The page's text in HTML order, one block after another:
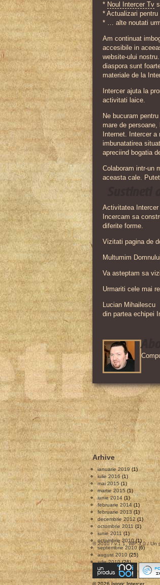
* Noul Intercer Tv
* Actualizari
* … alte noutati
Am continuat
accesibile in
website-ului
diaspora sunt
materiale de la
Intercer ajuta la
activitati laice.
Ne bucuram
mare de
Internet. Intercer
imbunatatirea
apreciind bogatia
Colaboram intr-un
aceasta cale.
Activitatea
Incercam sa
diferite forme.
Vizitati pagina de
Multumim
Va asteptam sa
Urmariti cele mai
Lucian Mihailescu
din partea echipei
Arhive
ianuarie 2019(1)
iulie 2016 (1)
mai 2015 (1)
martie 2015(1)
iunie 2014(1)
februarie 2014 (1)
februarie 2013(1)
decembrie 2012 (1)
octombrie 2011(1)
iunie 2011(1)
octombrie 2010 (1)
septembrie 2010(6)
august 2010(25)
iulie 2010(26)
© 2010 / v.1.1, WP 3.0 / Un
© 2026 Istoric Intercer